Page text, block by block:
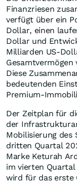
Finanzriesen
verfügt über ein
Dollar, einen
Dollar und
Milliarden US-
Diese
bedeutenden
Premium-
Der Zeitplan für
der
Mobilisierung des
dritten Quartal
Marke Keturah
im vierten
wird für das